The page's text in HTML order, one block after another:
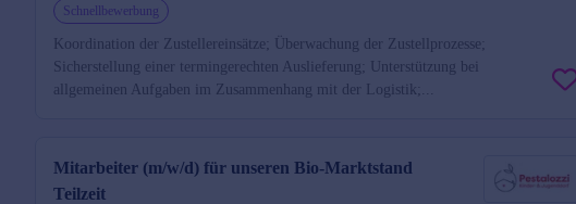
Schnellbewerbung
Koordination der Zustellereinsätze; Überwachung der Zustellprozesse;
Sicherstellung einer termingerechten Auslieferung; Unterstützung bei
allgemeinen Aufgaben im Zusammenhang mit der Logistik;...
Mitarbeiter (m/w/d) für unseren Bio-Marktstand
Teilzeit